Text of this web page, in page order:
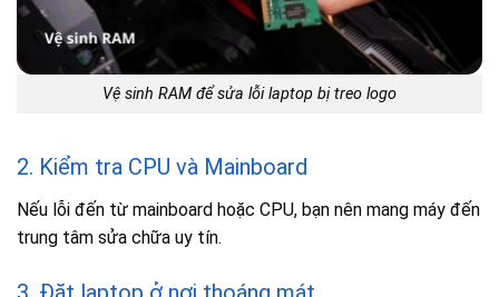
Vệ sinh RAM để sửa lỗi laptop bị treo logo
2. Kiểm tra CPU và Mainboard
Nếu lỗi đến từ mainboard hoặc CPU, bạn nên mang máy đến
trung tâm sửa chữa uy tín.